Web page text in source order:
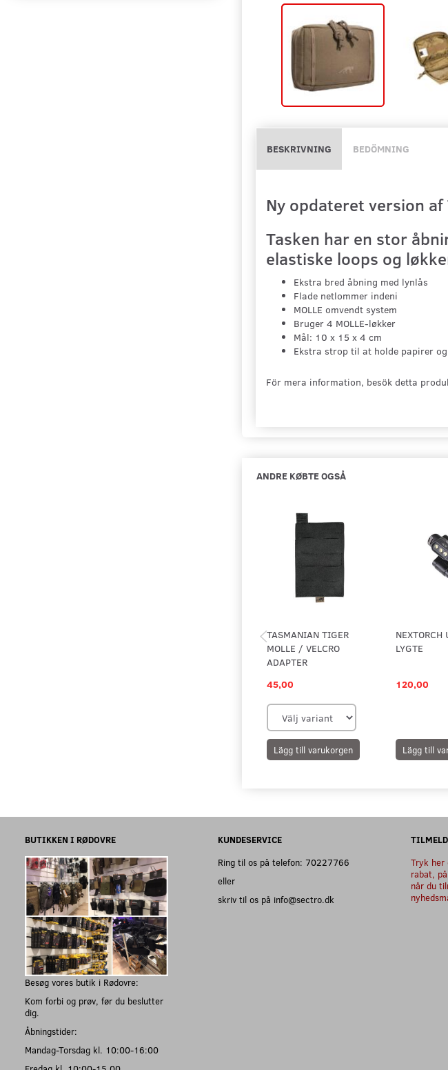
BESKRIVNING BEDÖMNING
Ny opdateret version
Tasken har en stor
elastiske loops og
Ekstra bred åbning med lynlås
Flade netlommer indeni
MOLLE omvendt system
Bruger 4 MOLLE-løkker
Mål: 10 x 15 x 4 cm
Ekstra strop til at holde papirer
För mera information, besök detta
ANDRE KØBTE OGSÅ
TASMANIAN TIGER
MOLLE / VELCRO
ADAPTER
45,00
Lägg till varukorgen
LYGTE
120,00
Lägg till
BUTIKKEN I RØDOVRE
Besøg vores butik i Rødovre:
Kom forbi og prøv, før du beslutter
dig.
Åbningstider:
Mandag-Torsdag kl. 10:00-16:00
KUNDESERVICE
Ring til os på telefon: 70227766
eller
skriv til os på info@sectro.dk
Tryk her
rabat,
når du